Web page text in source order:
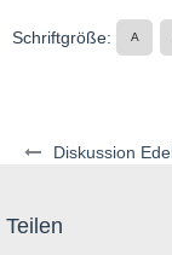
Schriftgröße: A
Teilen